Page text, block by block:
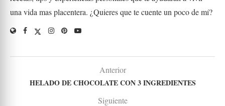
una vida mas placentera. ¿Quieres que te cuente un poco de mí?
Anterior
HELADO DE CHOCOLATE CON 3 INGREDIENTES
Siguiente